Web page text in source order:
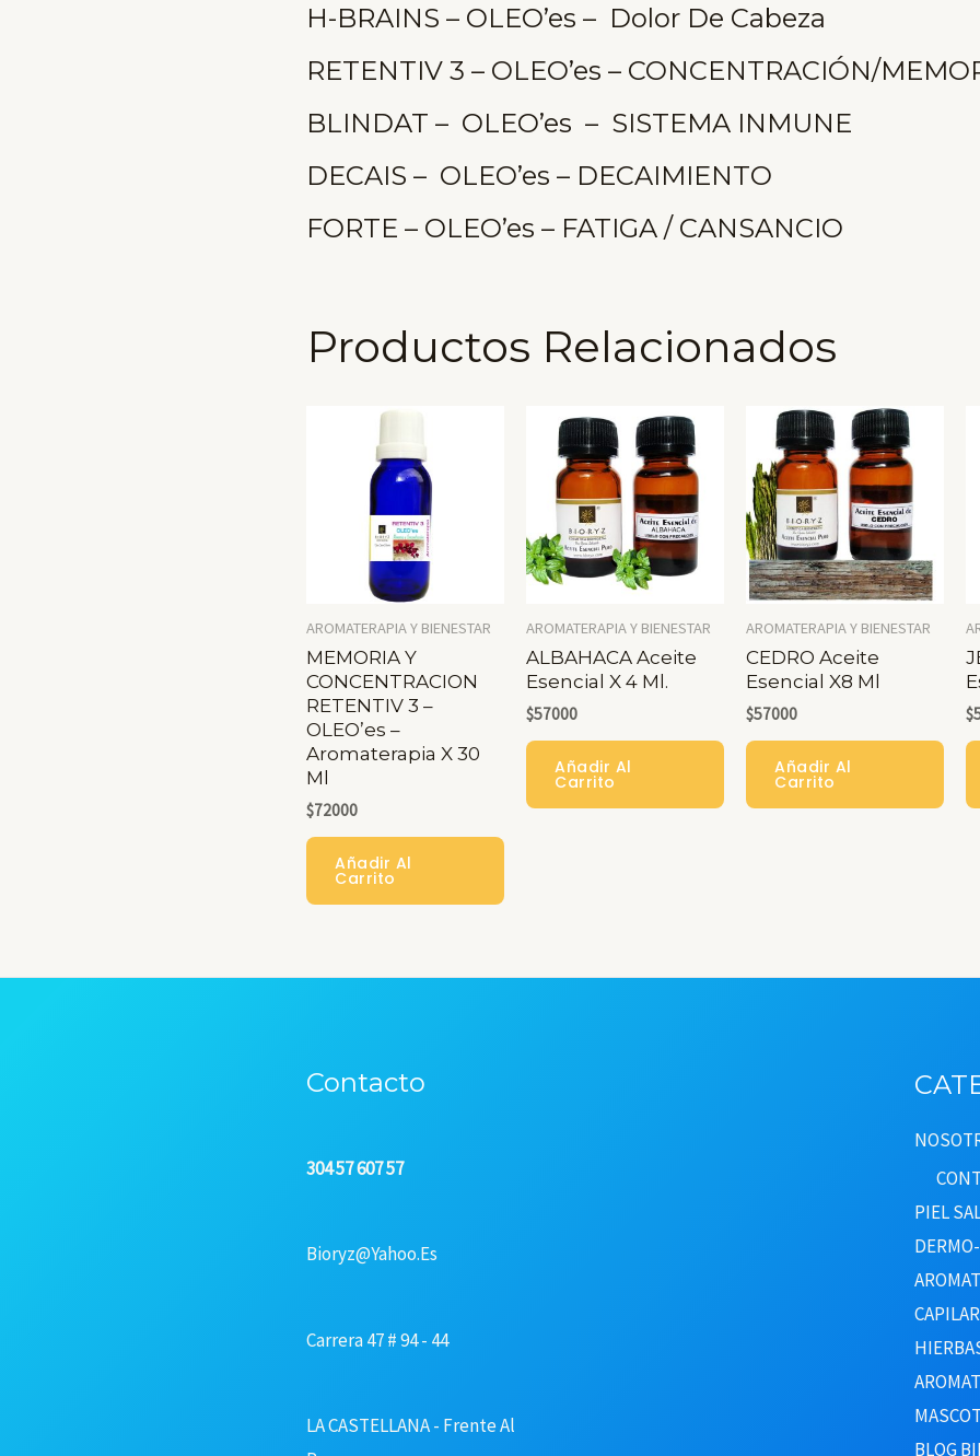
H-BRAINS – OLEO’es – Dolor De Cabeza
RETENTIV 3 – OLEO’es – CONCENTRACIÓN/
BLINDAT – OLEO’es – SISTEMA INMUNE
DECAIS – OLEO’es – DECAIMIENTO
FORTE – OLEO’es – FATIGA / CANSANCIO
Productos Relacionados
AROMATERAPIA Y BIENESTAR
MEMORIA Y
CONCENTRACION
RETENTIV 3 –
OLEO’es –
Aromaterapia X 30
Ml
$72000
Añadir Al
Carrito
AROMATERAPIA Y BIENESTAR
ALBAHACA Aceite
Esencial X 4 Ml.
$57000
Añadir Al
Carrito
AROMATERAPIA Y BIENESTAR
CEDRO Aceite
Esencial X8 Ml
$57000
Añadir Al
Carrito
$
Contacto
304 57 607 57
Bioryz@yahoo.es
Carrera 47 # 94 - 44
LA CASTELLANA - Frente Al
PIEL
BLOG